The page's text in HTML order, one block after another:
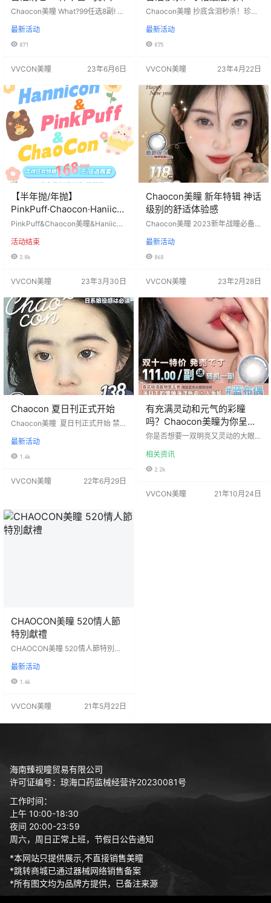
钱
Chaocon美瞳 What?99任选8副! 韩
会亏钱！！ 纯纯618做福利❗不要太
划算 色板均无踩雷款 库存有限📦 抢
到就是赚到！（0-1000）度 高度数
火爆 零售价:99/8副 活动时间：202
==⭐发货详情&#x…
最新活动
871
VVCON美瞳 23年6月6日
存！
Chaocon美瞳 抄底含泪秒杀！珍惜
要什么自行车🚲 韩国进口年抛0-10
00°舒适度真没得话说 博主同款爆
款推荐✔这羊毛不薅真是吃亏！！
PS:缺货随机随机发货，不做通知，
月22日-直到下次更新 ========
⭐…
最新活动
875
VVCON美瞳 23年4月22日
【半年抛/年抛】
PinkPuff·Chaocon·Haniico
n 品牌狂欢联名特辑 Word妈
PinkPuff&Chaocon美瞳&Haniicon
年抛/半年抛均有 以下色板随意挑2⃣
副仅168 均价不过90元还要啥自行
台随意搜🔍无一会踩雷 库存紧张！
盒 ⚠&…
活动结束
2.8k
VVCON美瞳 23年3月30日
Chaocon美瞳 新年特辑 神话
级别的舒适体验感
Chaocon美瞳 2023新年战瞳必备
💰任选一副‼ 神话级别的舒适体验感
👌 科技高光漫画眼狠活区👇 活动
足：深海晶王】 【渐变不对眼高
🉑 及平价、超薄、柔软为一体的…
最新活动
868
VVCON美瞳 23年2月28日
Chaocon 夏日刊正式开始
Chaocon美瞳 夏日刊正式开始 禁
女心机纯欲领跑者 清新自然混血乖
张online在线 全系列热销爆款🛍随
妇韩国进口顶级舒适天花板 高湿润
月28日-2022年7月13日 发货地
区：浙…
最新活动
1.4k
VVCON美瞳 22年6月29日
有充满灵动和元气的彩瞳
吗？Chaocon美瞳为你呈现
甜美形象
你是否想要一双明亮又灵动的大眼
呢？有什么简单的方法能够使眼睛
更加漂亮吗？Chaocon美瞳打造专
自带高光和美丽动人。 1、塑造元气
相关资讯
2.2k
VVCON美瞳 21年10月24日
CHAOCON美瞳 520情人節
特別獻禮
CHAOCON美瞳 520情人節特別獻
定制❝高甜宠爱❞系眼神 在亲手赠予
美貌与舒适 经典王牌款式+限定仙女
一件即顺丰包邮️ 最快的速度送上最
最新活动
1.4k
VVCON美瞳 21年5月22日
海南臻视瞳贸易有限公司
许可证编号：琼海口药监械经营许20230081号
工作时间：
上午 10:00-18:30
夜间 20:00-23:59
周六，周日正常上班，节假日公告通知
*本网站只提供展示,不直接销售美瞳
*跳转商城已通过器械网络销售备案
*所有图文均为品牌方提供，已备注来源